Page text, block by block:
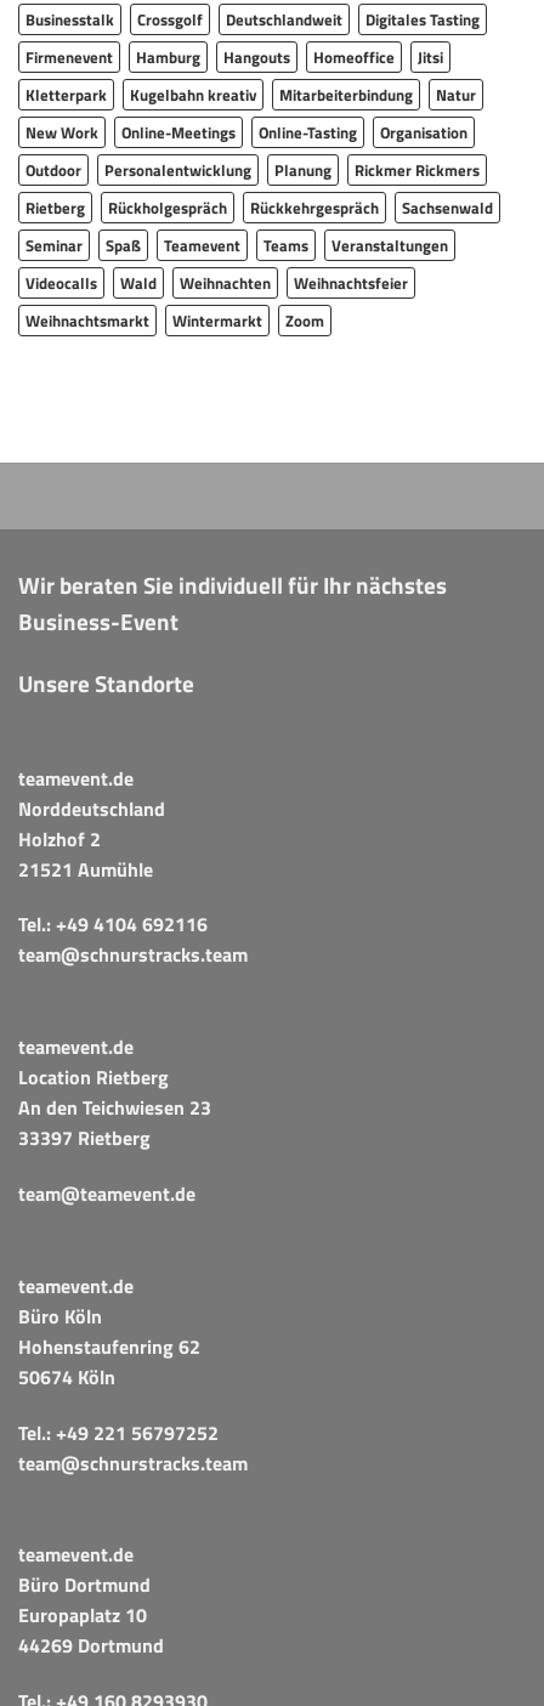
Businesstalk
Crossgolf Deutschlandweit
Digitales Tasting
Firmenevent
Hamburg Hangouts Homeoffice
Jitsi
Kletterpark
Kugelbahn kreativ Mitarbeiterbindung
Natur
New Work
Online-Meetings Online-Tasting
Organisation
Outdoor
Personalentwicklung Planung
Rickmer Rickmers
Rietberg
Rückholgespräch Rückkehrgespräch
Sachsenwald
Seminar
Spaß Teamevent Teams
Veranstaltungen
Videocalls
Wald Weihnachten
Weihnachtsfeier
Weihnachtsmarkt
Wintermarkt Zoom
Wir beraten Sie individuell für Ihr nächstes
Business-Event
Unsere Standorte
teamevent.de
Norddeutschland
Holzhof 2
21521 Aumühle
Tel.:+49 4104 692116
team@schnurstracks.team
teamevent.de
Location Rietberg
An den Teichwiesen 23
33397 Rietberg
team@teamevent.de
teamevent.de
Büro Köln
Hohenstaufenring 62
50674 Köln
Tel.:+49 221 56797252
team@schnurstracks.team
teamevent.de
Büro Dortmund
Europaplatz 10
44269 Dortmund